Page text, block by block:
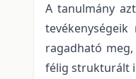
A tanulmány
ragadható
félig strukturált